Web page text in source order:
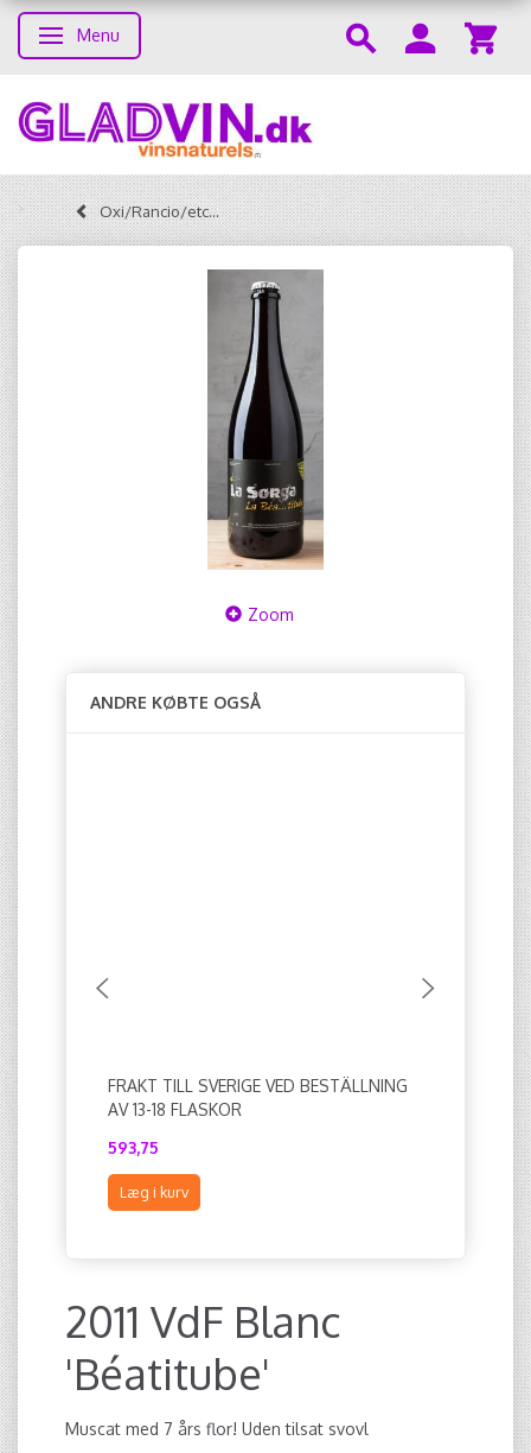
Skifte navigation
Menu
Oxi/Rancio/etc...
Zoom
ANDRE KØBTE OGSÅ
FRAKT TILL SVERIGE VED BESTÄLLNING
AV 13-18 FLASKOR
593,75
Læg i kurv
2011
Læg i
2011 VdF Blanc
'Béatitube'
Muscat med 7 års flor! Uden tilsat svovl